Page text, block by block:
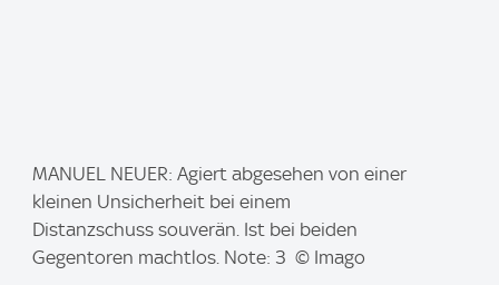
m
MANUEL NEUER: Agiert abgesehen von einer
kleinen Unsicherheit bei einem
Distanzschuss souverän. Ist bei beiden
Gegentoren machtlos. Note: 3 © Imago